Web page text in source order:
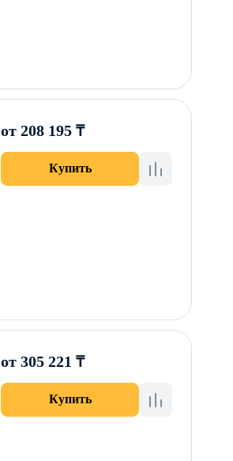
от 208 195 ₸
Купить
от 305 221 ₸
Купить